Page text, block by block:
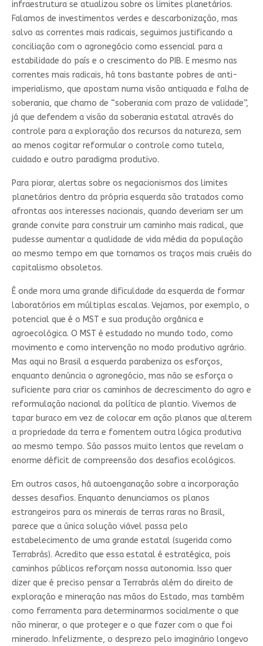
infraestrutura se atualizou sobre os limites planetários.
Falamos de investimentos verdes e descarbonização, mas
salvo as correntes mais radicais, seguimos justificando a
conciliação com o agronegócio como essencial para a
estabilidade do país e o crescimento do PIB. E mesmo nas
correntes mais radicais, há tons bastante pobres de anti-
imperialismo, que apostam numa visão antiquada e falha de
soberania, que chamo de “soberania com prazo de validade”,
já que defendem a visão da soberania estatal através do
controle para a exploração dos recursos da natureza, sem
ao menos cogitar reformular o controle como tutela,
cuidado e outro paradigma produtivo.
Para piorar, alertas sobre os negacionismos dos limites
planetários dentro da própria esquerda são tratados como
afrontas aos interesses nacionais, quando deveriam ser um
grande convite para construir um caminho mais radical, que
pudesse aumentar a qualidade de vida média da população
ao mesmo tempo em que tornamos os traços mais cruéis do
capitalismo obsoletos.
É onde mora uma grande dificuldade da esquerda de formar
laboratórios em múltiplas escalas. Vejamos, por exemplo, o
potencial que é o MST e sua produção orgânica e
agroecológica. O MST é estudado no mundo todo, como
movimento e como intervenção no modo produtivo agrário.
Mas aqui no Brasil a esquerda parabeniza os esforços,
enquanto denúncia o agronegócio, mas não se esforça o
suficiente para criar os caminhos de decrescimento do agro e
reformulação nacional da política de plantio. Vivemos de
tapar buraco em vez de colocar em ação planos que alterem
a propriedade da terra e fomentem outra lógica produtiva
ao mesmo tempo. São passos muito lentos que revelam o
enorme déficit de compreensão dos desafios ecológicos.
Em outros casos, há autoenganação sobre a incorporação
desses desafios. Enquanto denunciamos os planos
estrangeiros para os minerais de terras raras no Brasil,
parece que a única solução viável passa pelo
estabelecimento de uma grande estatal (sugerida como
Terrabrás). Acredito que essa estatal é estratégica, pois
caminhos públicos reforçam nossa autonomia. Isso quer
dizer que é preciso pensar a Terrabrás além do direito de
exploração e mineração nas mãos do Estado, mas também
como ferramenta para determinarmos socialmente o que
não minerar, o que proteger e o que fazer com o que foi
minerado. Infelizmente, o desprezo pelo imaginário longevo